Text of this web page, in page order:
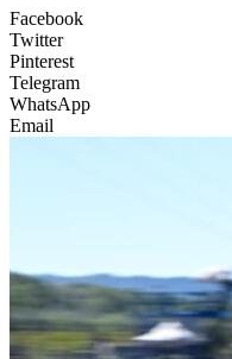
Facebook
Twitter
Pinterest
Telegram
WhatsApp
Email